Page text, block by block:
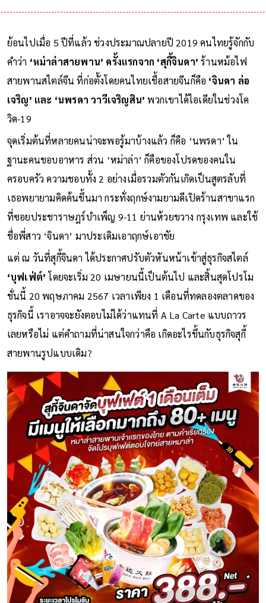
ย้อนไปเมื่อ 5 ปีที่แล้ว ช่วงประมาณปลายปี 2019 คนไทยรู้จักกับ
คำว่า ‘หม่าล่าสายพาน’ ครั้งแรกจาก ‘สุกี้จินดา’ร้านหม้อไฟ
สายพานสไตล์จีน ที่ก่อตั้งโดยคนไทยเชื้อสายจีนก็คือ ‘จินดา ล่อ
เจริญ’ และ ‘นพรดา วาวีเจริญสิน’ พวกเขาได้ไอเดียในช่วงโค
วิด-19
จุดเริ่มต้นที่หลายคนน่าจะพอรู้มาบ้างแล้ว ก็คือ ‘นพรดา’ ใน
ฐานะคนชอบอาหาร ส่วน ‘หม่าล่า’ ก็คือของโปรดของคนใน
ครอบครัว ความชอบทั้ง 2 อย่างเมื่อรวมตัวกันเกิดเป็นสูตรลับที่
เธอพยายามคิดค้นขึ้นมา กระทั่งฤกษ์งามยามดีเปิดร้านสาขาแรก
ที่ซอยประชาราษฎร์บำเพ็ญ 9-11 ย่านห้วยขวาง กรุงเทพ และใช้
ชื่อพี่สาว ‘จินดา’ มาประเดิมเอาฤกษ์เอาชัย
แต่ ณ วันที่สุกี้จินดา ได้ประกาศปรับตัวหันหน้าเข้าสู่ธุรกิจสไตล์
‘บุฟเฟ่ต์’โดยจะเริ่ม 20 เมษายนนี้เป็นต้นไป และสิ้นสุดโปรโม
ชั่นนี้ 20 พฤษภาคม 2567 เวลาเพียง 1 เดือนที่ทดลองตลาดของ
ธุรกิจนี้ เราอาจจะยังตอบไม่ได้ว่าแทนที่ A La Carte แบบถาวร
เลยหรือไม่ แต่คำถามที่น่าสนใจกว่าคือ เกิดอะไรขึ้นกับธุรกิจสุกี้
สายพานรูปแบบเดิม?